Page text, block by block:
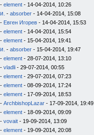
- element - 14-04-2014, 10:26
- absorber - 14-04-2014, 15:08
- Евген Игорев - 14-04-2014, 15:53
- element - 14-04-2014, 15:54
- element - 15-04-2014, 19:41
- absorber - 15-04-2014, 19:47
- element - 28-07-2014, 13:10
- vladli - 29-07-2014, 00:55
- element - 29-07-2014, 07:23
- element - 08-09-2014, 17:24
- element - 17-09-2014, 18:53
- ArchbishopLazar - 17-09-2014, 19:49
- element - 18-09-2014, 09:09
- vovait - 19-09-2014, 13:09
- element - 19-09-2014, 20:08